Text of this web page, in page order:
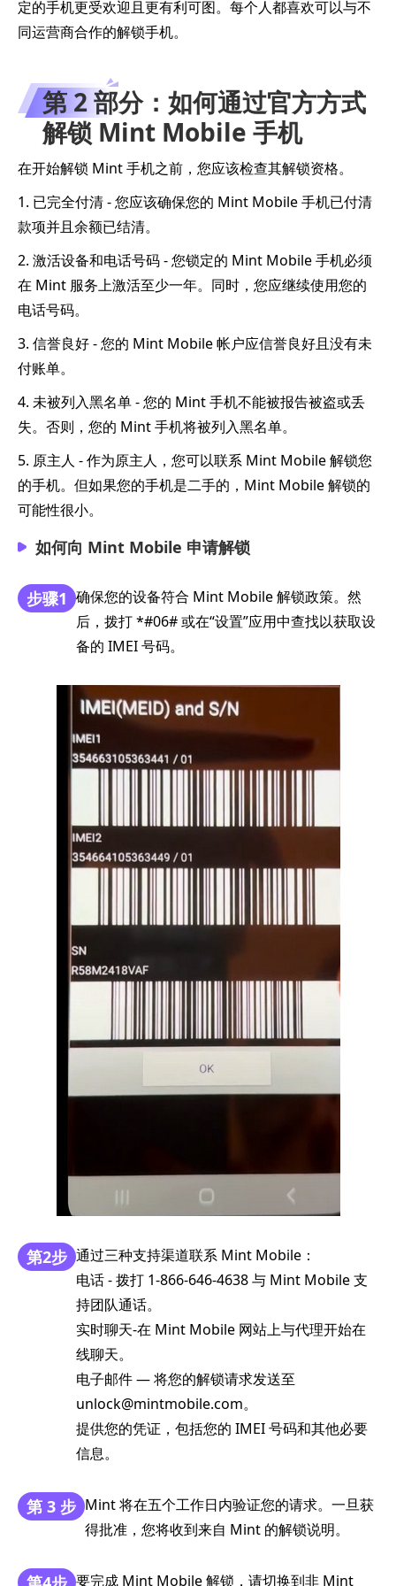
定的手机更受欢迎且更有利可图。每个人都喜欢可以与不
同运营商合作的解锁手机。
第 2 部分：如何通过官方方式
解锁 Mint Mobile 手机
在开始解锁 Mint 手机之前，您应该检查其解锁资格。
1. 已完全付清 - 您应该确保您的 Mint Mobile 手机已付清
款项并且余额已结清。
2. 激活设备和电话号码 - 您锁定的 Mint Mobile 手机必须
在 Mint 服务上激活至少一年。同时，您应继续使用您的
电话号码。
3. 信誉良好 - 您的 Mint Mobile 帐户应信誉良好且没有未
付账单。
4. 未被列入黑名单 - 您的 Mint 手机不能被报告被盗或丢
失。否则，您的 Mint 手机将被列入黑名单。
5. 原主人 - 作为原主人，您可以联系 Mint Mobile 解锁您
的手机。但如果您的手机是二手的，Mint Mobile 解锁的
可能性很小。
如何向 Mint Mobile 申请解锁
步骤1 确保您的设备符合 Mint Mobile 解锁政策。然
后，拨打 *#06# 或在“设置”应用中查找以获取设
备的 IMEI 号码。
第2步 通过三种支持渠道联系 Mint Mobile：
电话 - 拨打 1-866-646-4638 与 Mint Mobile 支
持团队通话。
实时聊天-在 Mint Mobile 网站上与代理开始在
线聊天。
电子邮件 — 将您的解锁请求发送至
unlock@mintmobile.com。
提供您的凭证，包括您的 IMEI 号码和其他必要
信息。
第 3 步 Mint 将在五个工作日内验证您的请求。一旦获
得批准，您将收到来自 Mint 的解锁说明。
要完成 Mint Mobile 解锁，请切换到非 Mint